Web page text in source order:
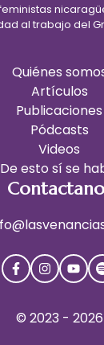
al trabajo del
Quiénes
Artículos
Publicaciones
Pódcasts
Videos
De esto sí se
© 2023 - 2026